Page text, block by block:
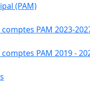
(PAM)
PAM 2023-
PAM 2019 -